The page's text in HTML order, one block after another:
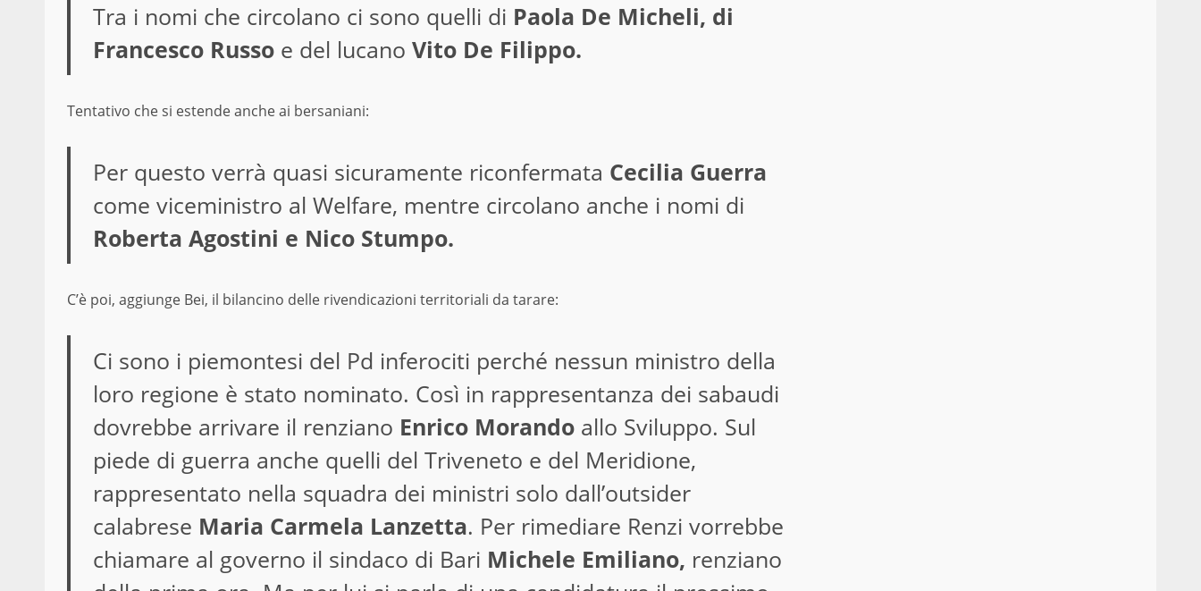
Tra i nomi che circolano ci sono quelli di Paola De Micheli, di
Francesco Russoe del lucano Vito De Filippo.
Tentativo che si estende anche ai bersaniani:
Per questo verrà quasi sicuramente riconfermata Cecilia Guerra
come viceministro al Welfare, mentre circolano anche i nomi di
Roberta Agostini e Nico Stumpo.
C’è poi, aggiunge Bei, il bilancino delle rivendicazioni territoriali da tarare:
Ci sono i piemontesi del Pd inferociti perché nessun ministro della
loro regione è stato nominato. Così in rappresentanza dei sabaudi
dovrebbe arrivare il renziano Enrico Morandoallo Sviluppo. Sul
piede di guerra anche quelli del Triveneto e del Meridione,
rappresentato nella squadra dei ministri solo dall’outsider
calabrese Maria Carmela Lanzetta. Per rimediare Renzi vorrebbe
chiamare al governo il sindaco di Bari Michele Emiliano, renziano